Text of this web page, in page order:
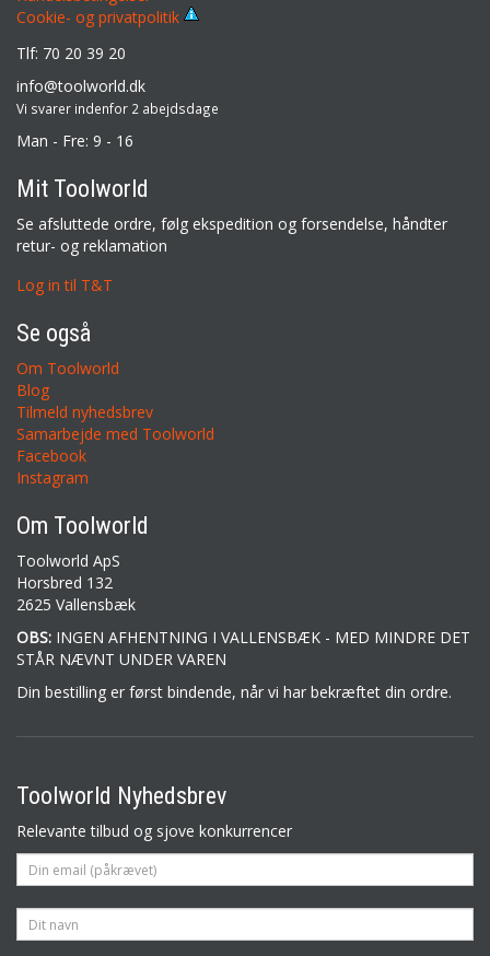
Cookie- og privatpolitik
Tlf: 70 20 39 20
info@toolworld.dk
Vi svarer indenfor 2 abejdsdage
Man - Fre: 9 - 16
Mit Toolworld
Se afsluttede ordre, følg ekspedition og forsendelse, håndter
retur- og reklamation
Log in til T&T
Se også
Om Toolworld
Blog
Tilmeld nyhedsbrev
Samarbejde med Toolworld
Facebook
Instagram
Om Toolworld
Toolworld ApS
Horsbred 132
2625 Vallensbæk
OBS: INGEN AFHENTNING I VALLENSBÆK - MED MINDRE DET
STÅR NÆVNT UNDER VAREN
Din bestilling er først bindende, når vi har bekræftet din ordre.
Toolworld Nyhedsbrev
Relevante tilbud og sjove konkurrencer